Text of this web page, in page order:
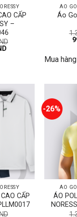
CẤP
–
ÁO
Áo
Mua
CẤP
-26%
ÁO
ÁO